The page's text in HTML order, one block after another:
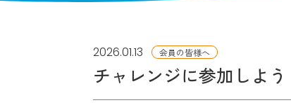
2026.01.13 会員の皆様へ
チャレンジに参加しよう